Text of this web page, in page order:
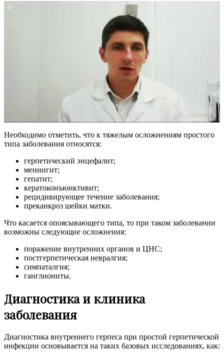
Необходимо отметить, что к тяжелым осложнениям простого
типа заболевания относятся:
герпетический энцефалит;
менингит;
гепатит;
кератоконъюнктивит;
рецидивирующее течение заболевания;
преканкроз шейки матки.
Что касается опоясывающего типа, то при таком заболевании
возможны следующие осложнения:
поражение внутренних органов и ЦНС;
постгерпетическая невралгия;
симпаталгия;
ганглиониты.
Диагностика и клиника
заболевания
Диагностика внутреннего герпеса при простой герпетической
инфекции основывается на таких базовых исследованиях, как: